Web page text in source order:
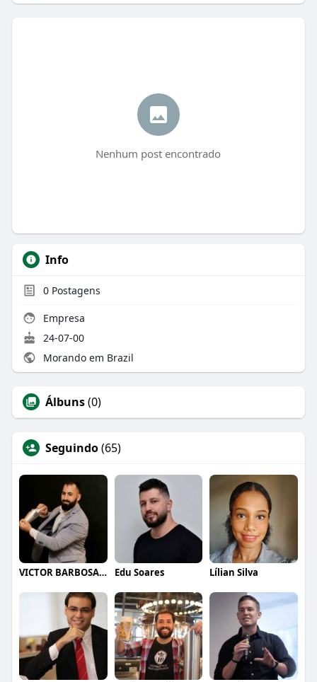
Nenhum post encontrado
Info
0Postagens
Empresa
24-07-00
Morando em Brazil
Álbuns(0)
Seguindo(65)
VICTOR BARBOSA QUARANTA Edu Soares Lílian Silva